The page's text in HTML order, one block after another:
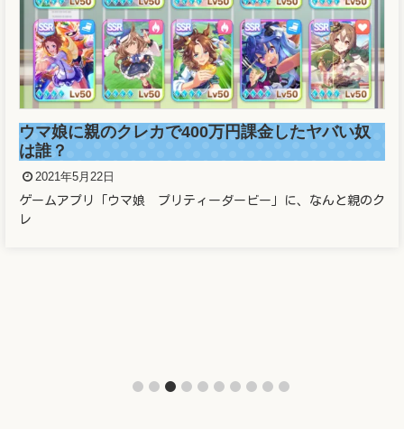
ウマ娘に親のクレカで400万円課金したヤバい奴
は誰？
2021年5月22日
ゲームアプリ「ウマ娘 プリティーダービー」に、なんと親のク
レ